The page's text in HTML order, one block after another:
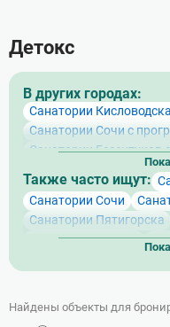
Детокс
В других городах:
Санатории
Санатории Сочи с
Санатории Ессентуков
Санатории
Санатории
Также часто ищут:
Санатории Сочи
Санатории Пятигорска
Санатории Адлера
Санатории
Найдены объекты для